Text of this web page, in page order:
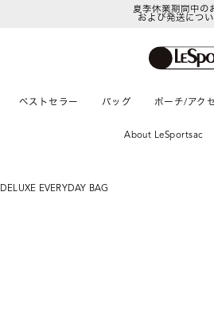
夏季休業期間中の
および発送につ
ベストセラー バッグ ポーチ/アク
About LeSportsac
DELUXE EVERYDAY BAG